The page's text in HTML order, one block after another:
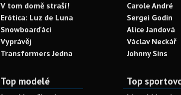
V tom domě straší!
Erótica: Luz de Luna
Snowboarďáci
Vyprávěj
Transformers Jedna
Carole André
Sergei Godin
Alice Jandová
Václav Neckář
Johnny Sins
Top modelé Top